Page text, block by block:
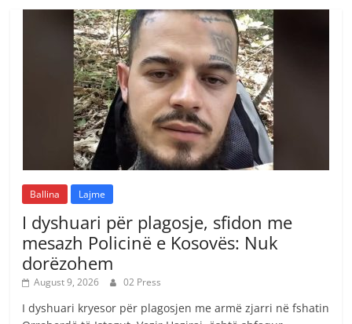
Ballina Lajme
I dyshuari për plagosje, sfidon me
mesazh Policinë e Kosovës: Nuk
dorëzohem
August 9, 2026 02 Press
I dyshuari kryesor për plagosjen me armë zjarri në fshatin